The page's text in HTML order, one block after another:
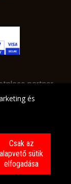
partner
és
Csak az
alapvető sütik
elfogadása